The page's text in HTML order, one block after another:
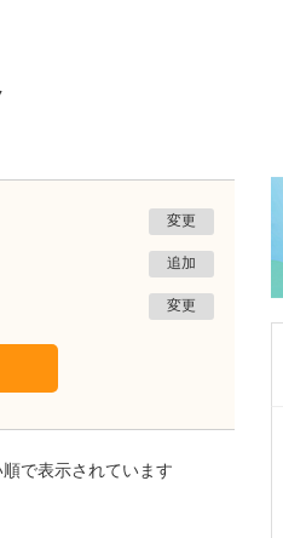
変更
追加
変更
で表示されています
ク